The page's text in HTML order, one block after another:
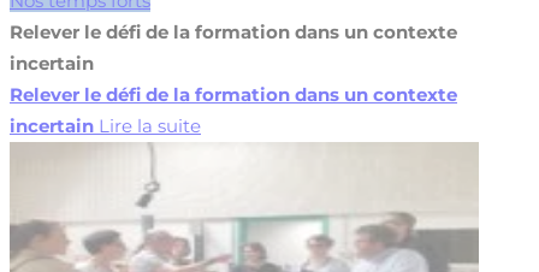
Relever le défi de la formation dans un contexte
incertain
Relever le défi de la formation dans un contexte
incertain Lire la suite